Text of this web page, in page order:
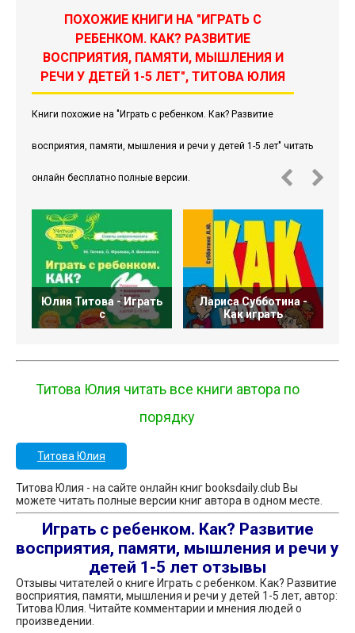
ПОХОЖИЕ КНИГИ НА "ИГРАТЬ С
РЕБЕНКОМ. КАК? РАЗВИТИЕ
ВОСПРИЯТИЯ, ПАМЯТИ, МЫШЛЕНИЯ И
РЕЧИ У ДЕТЕЙ 1-5 ЛЕТ", ТИТОВА ЮЛИЯ
Книги похожие на "Играть с ребенком. Как? Развитие
восприятия, памяти, мышления и речи у детей 1-5 лет" читать
онлайн бесплатно полные версии.
Юлия Титова - Играть
с
Лариса Субботина -
Как играть
Титова Юлия читать все книги автора по
порядку
Титова Юлия
Титова Юлия - на сайте онлайн книг booksdaily.club Вы
можете читать полные версии книг автора в одном месте.
Играть с ребенком. Как? Развитие
восприятия, памяти, мышления и речи у
детей 1-5 лет отзывы
Отзывы читателей о книге Играть с ребенком. Как? Развитие
восприятия, памяти, мышления и речи у детей 1-5 лет, автор:
Титова Юлия. Читайте комментарии и мнения людей о
произведении.